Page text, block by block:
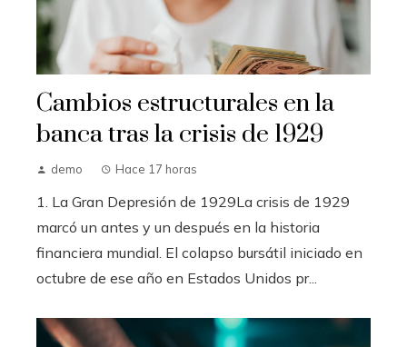
Cambios estructurales en la
banca tras la crisis de 1929
demo Hace 17 horas
1. La Gran Depresión de 1929La crisis de 1929
marcó un antes y un después en la historia
financiera mundial. El colapso bursátil iniciado en
octubre de ese año en Estados Unidos pr...